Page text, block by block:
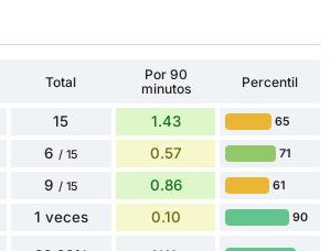
Total
Por 90
minutos
Percentil
15 1.43 65
6 / 15 0.57 71
9 / 15 0.86 61
1 veces 0.10 90